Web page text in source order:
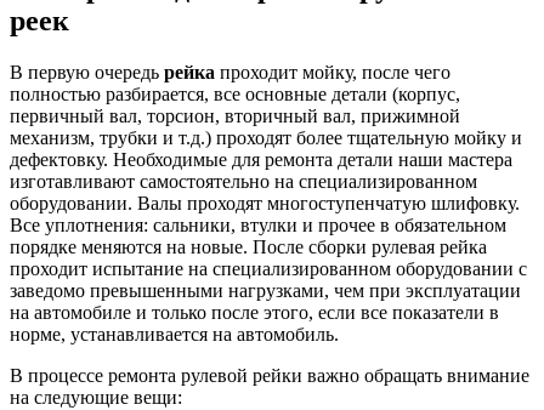
реек
В первую очередь рейка проходит мойку, после чего
полностью разбирается, все основные детали (корпус,
первичный вал, торсион, вторичный вал, прижимной
механизм, трубки и т.д.) проходят более тщательную мойку и
дефектовку. Необходимые для ремонта детали наши мастера
изготавливают самостоятельно на специализированном
оборудовании. Валы проходят многоступенчатую шлифовку.
Все уплотнения: сальники, втулки и прочее в обязательном
порядке меняются на новые. После сборки рулевая рейка
проходит испытание на специализированном оборудовании с
заведомо превышенными нагрузками, чем при эксплуатации
на автомобиле и только после этого, если все показатели в
норме, устанавливается на автомобиль.
В процессе ремонта рулевой рейки важно обращать внимание
на следующие вещи: